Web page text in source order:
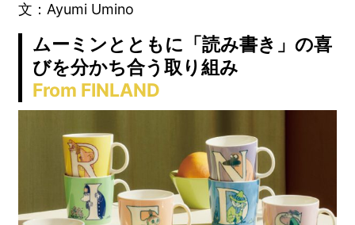
文：Ayumi Umino
ムーミンとともに「読み書き」の喜
びを分かち合う取り組み
From FINLAND